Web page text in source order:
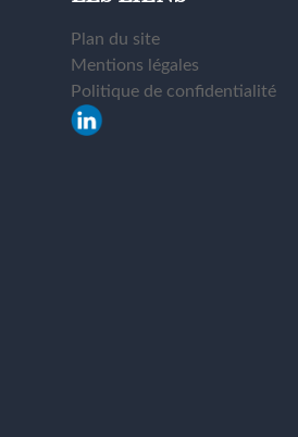
Plan du site
Mentions légales
Politique de confidentialité